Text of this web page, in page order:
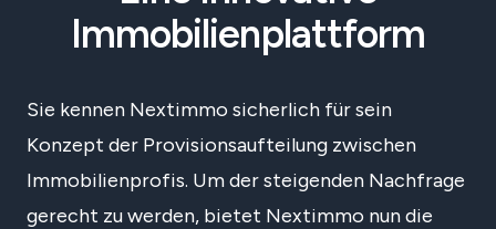
Immobilienplattform
Sie kennen Nextimmo sicherlich für sein
Konzept der Provisionsaufteilung zwischen
Immobilienprofis. Um der steigenden Nachfrage
gerecht zu werden, bietet Nextimmo nun die